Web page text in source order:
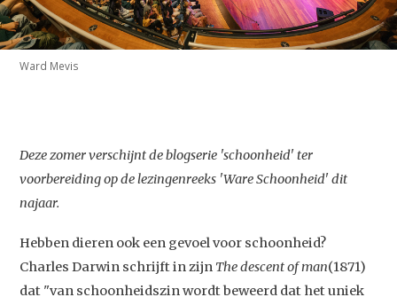
Ward Mevis
Deze zomer verschijnt de blogserie 'schoonheid' ter
voorbereiding op de lezingenreeks 'Ware Schoonheid' dit
najaar.
Hebben dieren ook een gevoel voor schoonheid?
Charles Darwin schrijft in zijn The descent of man(1871)
dat "van schoonheidszin wordt beweerd dat het uniek